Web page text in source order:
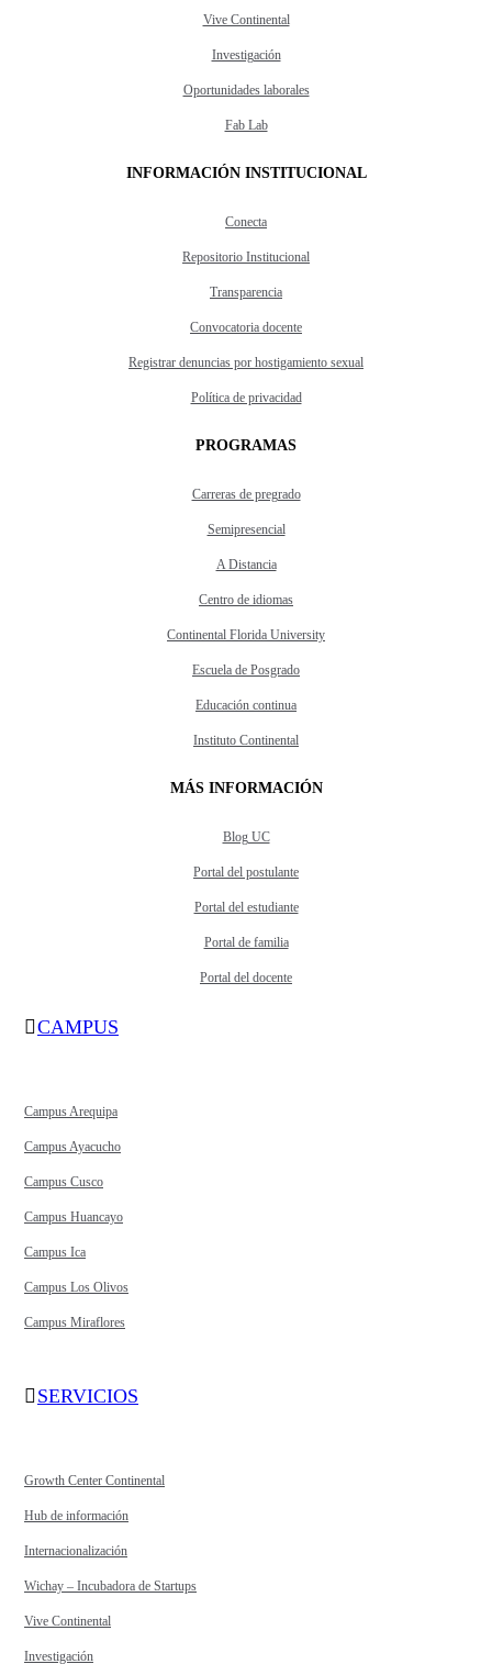
Vive Continental
Investigación
Oportunidades laborales
Fab Lab
INFORMACIÓN INSTITUCIONAL
Conecta
Repositorio Institucional
Transparencia
Convocatoria docente
Registrar denuncias por hostigamiento sexual
Política de privacidad
PROGRAMAS
Carreras de pregrado
Semipresencial
A Distancia
Centro de idiomas
Continental Florida University
Escuela de Posgrado
Educación continua
Instituto Continental
MÁS INFORMACIÓN
Blog UC
Portal del postulante
Portal del estudiante
Portal de familia
Portal del docente
CAMPUS
Campus Arequipa
Campus Ayacucho
Campus Cusco
Campus Huancayo
Campus Ica
Campus Los Olivos
Campus Miraflores
SERVICIOS
Growth Center Continental
Hub de información
Internacionalización
Wichay – Incubadora de Startups
Vive Continental
Investigación